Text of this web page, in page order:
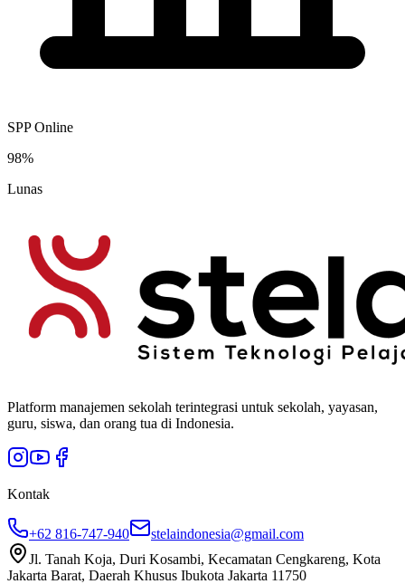
SPP Online
98%
Lunas
Platform manajemen sekolah terintegrasi untuk sekolah, yayasan,
guru, siswa, dan orang tua di Indonesia.
Kontak
+62 816-747-940
stelaindonesia@gmail.com
Jl. Tanah Koja, Duri Kosambi, Kecamatan Cengkareng, Kota
Jakarta Barat, Daerah Khusus Ibukota Jakarta 11750